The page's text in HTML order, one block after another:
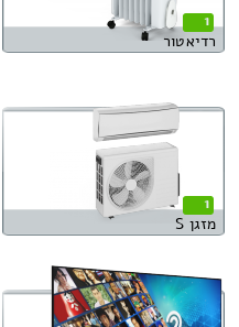
1
רדיאטור
1
מזגן S